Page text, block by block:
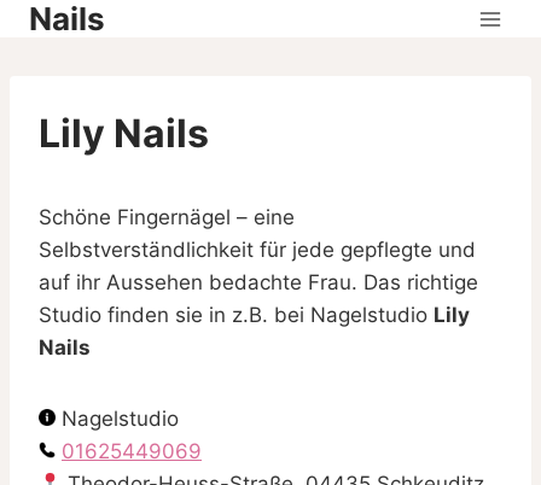
SkipNails
Lily Nails
Schöne Fingernägel – eine
Selbstverständlichkeit für jede gepflegte und
auf ihr Aussehen bedachte Frau. Das richtige
Studio finden sie in z.B. bei Nagelstudio Lily
Nails
Nagelstudio
01625449069